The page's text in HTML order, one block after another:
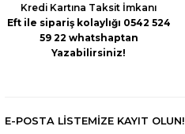
Kredi Kartına Taksit İmkanı
Eft ile sipariş kolaylığı 0542 524
59 22 whatshaptan
Yazabilirsiniz!
E-POSTA LİSTEMİZE KAYIT OLUN!